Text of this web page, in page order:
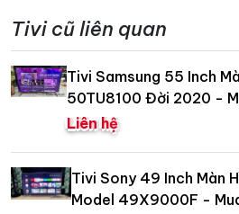
Tivi cũ liên quan
Tivi Samsung 55 Inch
50TU8100 Đời 2020 -
Liên hệ
Tivi Sony 49 Inch Màn
Model 49X9000F -